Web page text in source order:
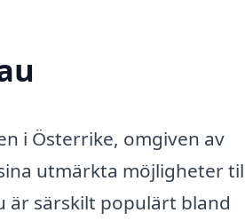
i Österrike, omgiven av
utmärkta möjligheter
är särskilt populärt bland